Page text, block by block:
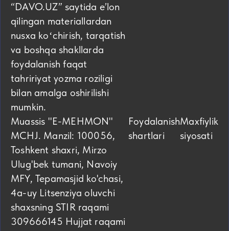
“DAVO.UZ” saytida eʼlon
qilingan materiallardan
nusxa koʻchirish, tarqatish
va boshqa shakllarda
foydalanish faqat
tahririyat yozma roziligi
bilan amalga oshirilishi
mumkin.
Muassis "E-MEHMON"
MCHJ. Manzil: 100056,
Toshkent shaxri, Mirzo
Ulug'bek tumani, Navoiy
MFY, Tepamasjid ko'chasi,
4а-uy Litsenziya oluvchi
shaxsning STIR raqami
309666145 Hujjat raqami
Foydalanish
shartlari
Maxfiylik
siyosati